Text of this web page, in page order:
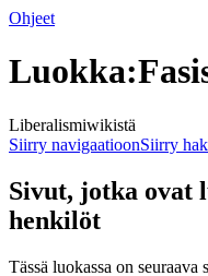
Ohjeet
Liberalismiwikistä
Siirry navigaatioonSiirry
Sivut, jotka ovat
henkilöt
Tässä luokassa on seuraava